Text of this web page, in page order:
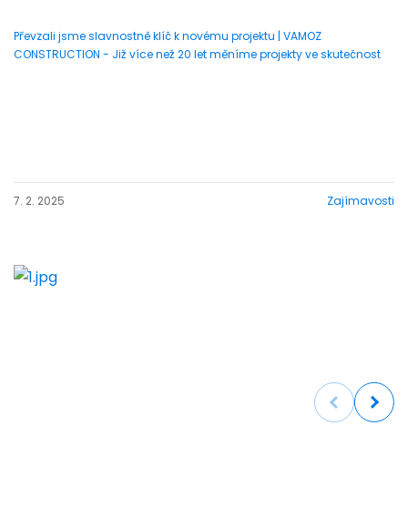
Převzali jsme slavnostně klíč k novému projektu | VAMOZ
CONSTRUCTION - Již více než 20 let měníme projekty ve skutečnost
7. 2. 2025 Zajímavosti
Previous Next